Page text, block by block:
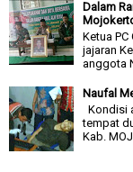
Dalam
Ketua
jajaran
anggota
Naufal
Kondisi
tempat
Kab.